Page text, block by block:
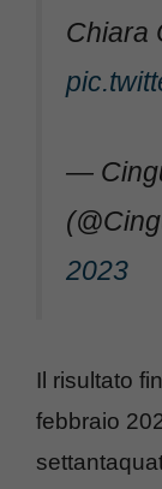
Chiara
—
2023
Il risultato
febbraio